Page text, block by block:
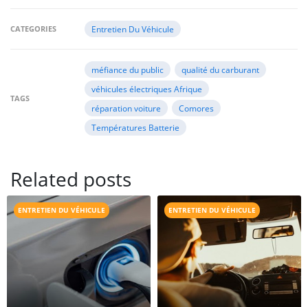
CATEGORIES Entretien Du Véhicule
TAGS
méfiance du public
qualité du carburant
véhicules électriques Afrique
réparation voiture
Comores
Températures Batterie
Related posts
ENTRETIEN DU VÉHICULE ENTRETIEN DU VÉHICULE